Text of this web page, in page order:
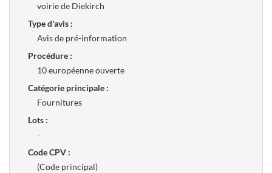
voirie de Diekirch
Type d'avis :
Avis de pré-information
Procédure :
10 européenne ouverte
Catégorie principale :
Fournitures
Lots :
-
Code CPV :
(Code principal)